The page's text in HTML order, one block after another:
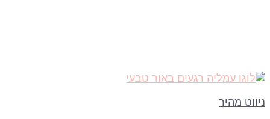
ניווט מהיר